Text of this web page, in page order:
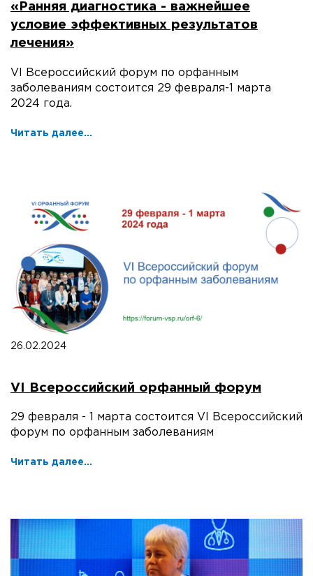
«Ранняя диагностика - важнейшее
условие эффективных результатов
лечения»
VI Всероссийский форум по орфанным
заболеваниям состоится 29 февраля-1 марта
2024 года.
Читать далее...
26.02.2024
VI Всероссийский орфанный форум
29 февраля - 1 марта состоится VI Всероссийский
форум по орфанным заболеваниям
Читать далее...